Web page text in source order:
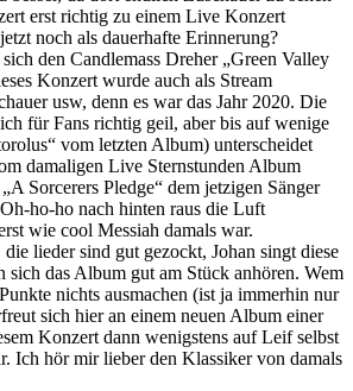
erst richtig zu einem Live Konzert
noch als dauerhafte Erinnerung?
den Candlemass Dreher „Green Valley
Konzert wurde auch als Stream
usw, denn es war das Jahr 2020. Die
für Fans richtig geil, aber bis auf wenige
vom letzten Album) unterscheidet
damaligen Live Sternstunden Album
Sorcerers Pledge“ dem jetzigen Sänger
ho-ho nach hinten raus die Luft
wie cool Messiah damals war.
lieder sind gut gezockt, Johan singt diese
sich das Album gut am Stück anhören. Wem
nichts ausmachen (ist ja immerhin nur
sich hier an einem neuen Album einer
Konzert dann wenigstens auf Leif selbst
Ich hör mir lieber den Klassiker von damals